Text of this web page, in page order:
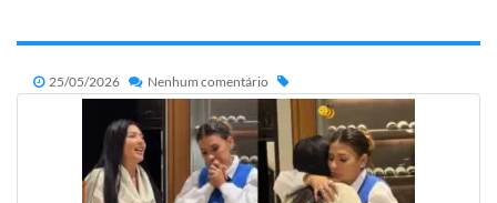
25/05/2026 Nenhum comentário